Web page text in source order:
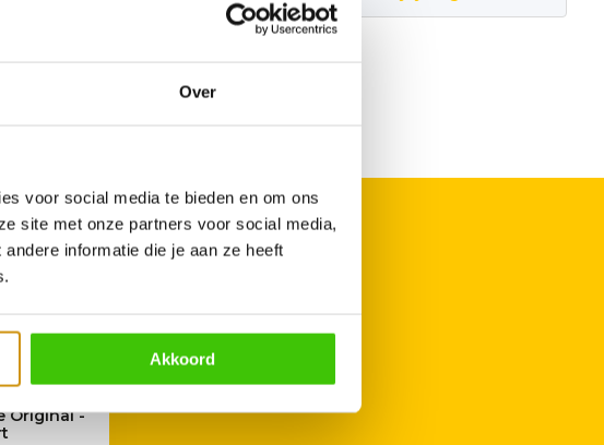
Over
voor social media te bieden en om ons
site met onze partners voor social media,
informatie die je aan ze heeft
Akkoord
Original -